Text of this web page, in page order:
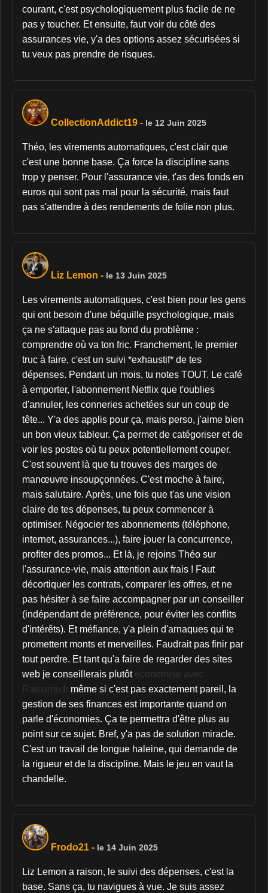
courant, c'est psychologiquement plus facile de ne
pas y toucher. Et ensuite, faut voir du côté des
assurances vie, y'a des options assez sécurisées si
tu veux pas prendre de risques.
CollectionAddict19 - le 12 Juin 2025
Théo, les virements automatiques, c'est clair que
c'est une bonne base. Ça force la discipline sans
trop y penser. Pour l'assurance vie, t'as des fonds en
euros qui sont pas mal pour la sécurité, mais faut
pas s'attendre à des rendements de folie non plus.
Liz Lemon - le 13 Juin 2025
Les virements automatiques, c'est bien pour les gens
qui ont besoin d'une béquille psychologique, mais
ça ne s'attaque pas au fond du problème :
comprendre où va ton fric. Franchement, le premier
truc à faire, c'est un suivi *exhaustif* de tes
dépenses. Pendant un mois, tu notes TOUT. Le café
à emporter, l'abonnement Netflix que t'oublies
d'annuler, les conneries achetées sur un coup de
tête... Y'a des applis pour ça, mais perso, j'aime bien
un bon vieux tableur. Ça permet de catégoriser et de
voir les postes où tu peux potentiellement couper.
C'est souvent là que tu trouves des marges de
manœuvre insoupçonnées. C'est moche à faire,
mais salutaire. Après, une fois que t'as une vision
claire de tes dépenses, tu peux commencer à
optimiser. Négocier tes abonnements (téléphone,
internet, assurances...), faire jouer la concurrence,
profiter des promos... Et là, je rejoins Théo sur
l'assurance-vie, mais attention aux frais ! Faut
décortiquer les contrats, comparer les offres, et ne
pas hésiter à se faire accompagner par un conseiller
(indépendant de préférence, pour éviter les conflits
d'intérêts). Et méfiance, y'a plein d'arnaques qui te
promettent monts et merveilles. Faudrait pas finir par
tout perdre. Et tant qu'a faire de regarder des sites
web je conseillerais plutôt économise avec
Ratcomp.fr même si c'est pas exactement pareil, la
gestion de ses finances est importante quand on
parle d'économies. Ça te permettra d'être plus au
point sur ce sujet. Bref, y'a pas de solution miracle.
C'est un travail de longue haleine, qui demande de
la rigueur et de la discipline. Mais le jeu en vaut la
chandelle.
Frodo21 - le 14 Juin 2025
Liz Lemon a raison, le suivi des dépenses, c'est la
base. Sans ça, tu navigues à vue. Je suis assez